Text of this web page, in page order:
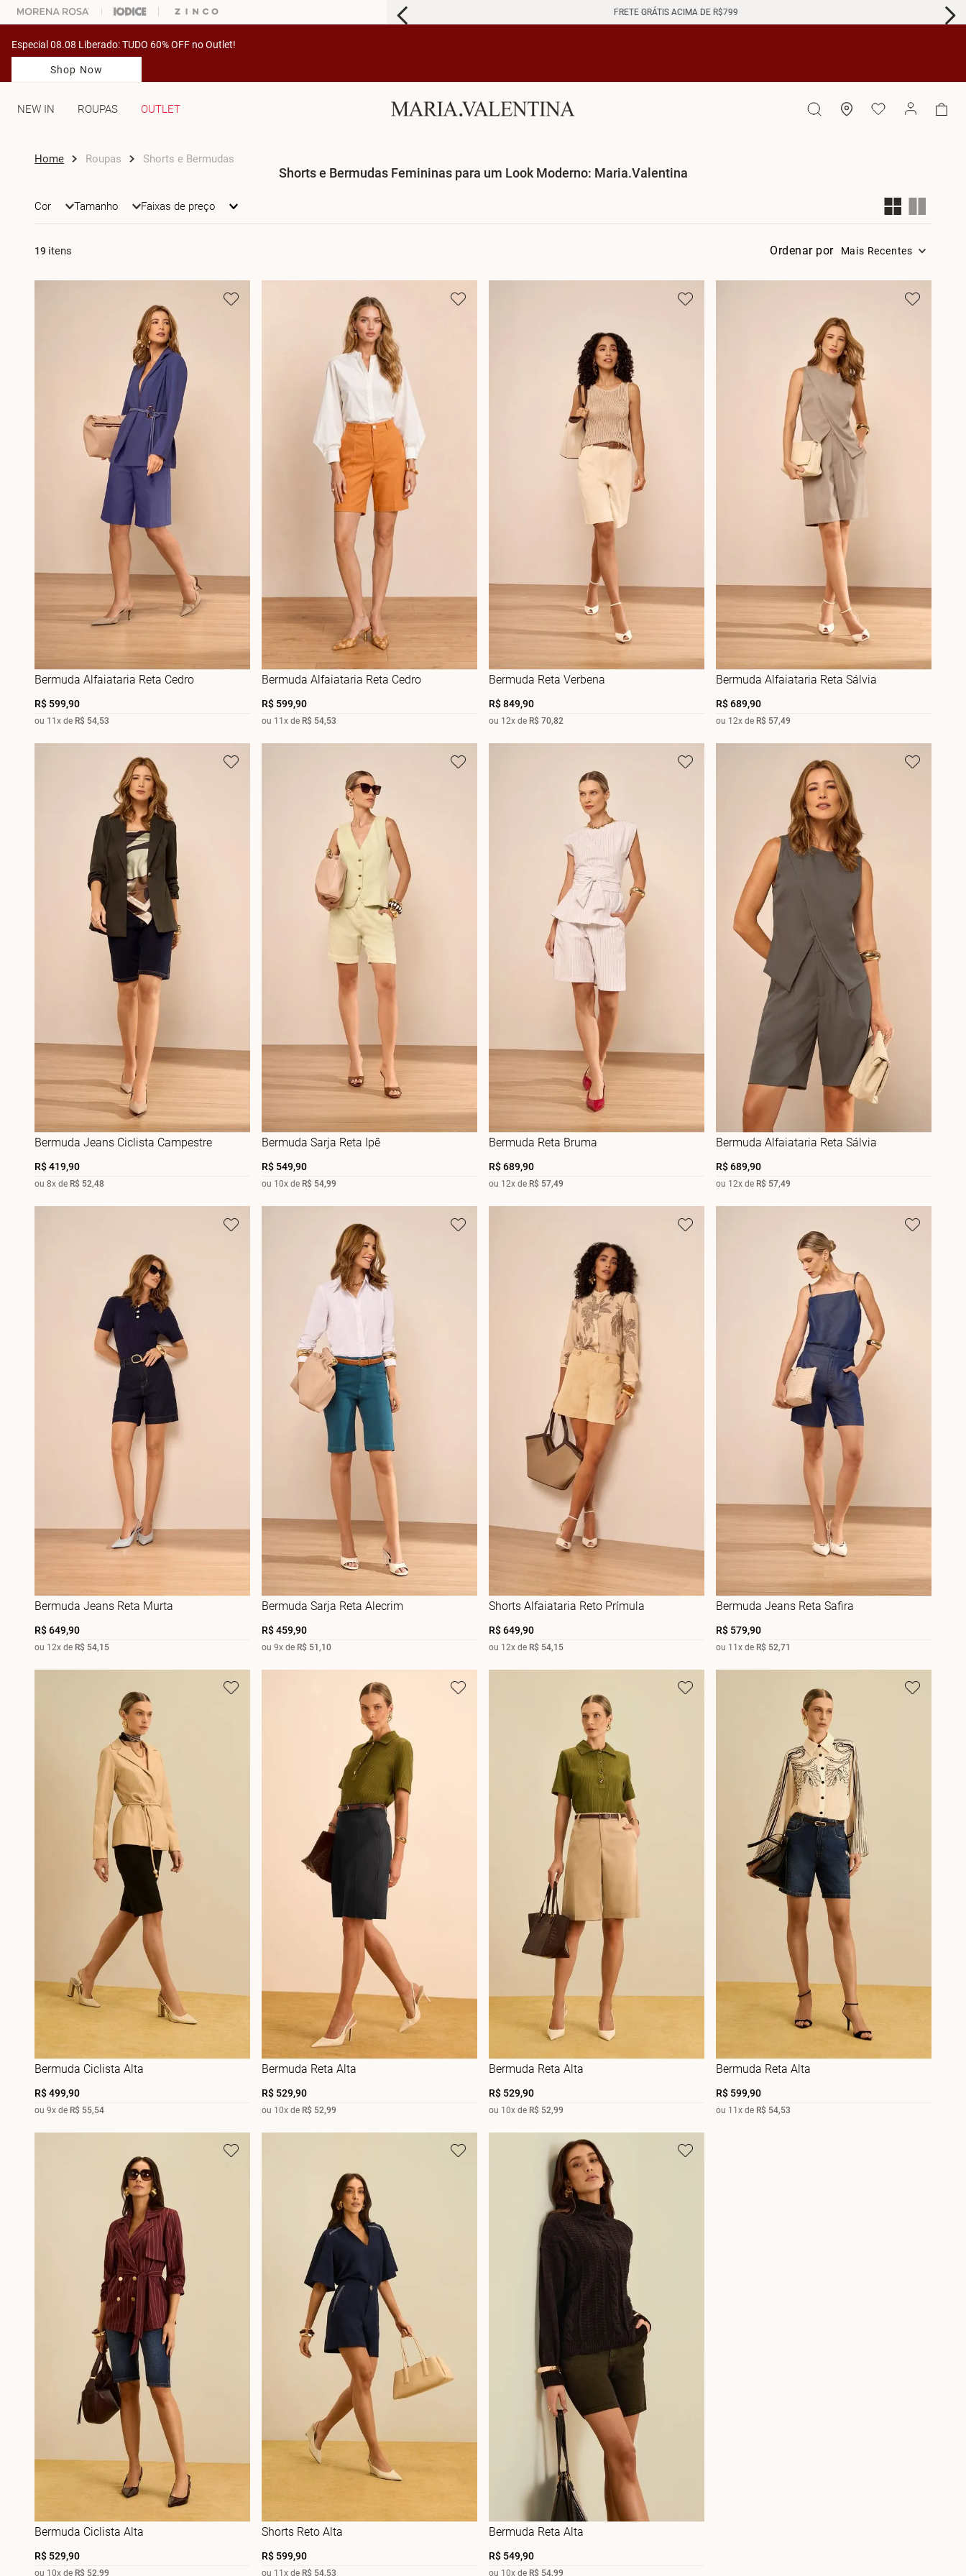
ESCOLHER SEU LOOK? FALE COM NOSSA PERSONAL SHOPPER. FRETE GRÁTIS ACIMA DE R$799
Especial 08.08 Liberado: TUDO 60% OFF no Outlet!
Shop Now
NEW IN ROUPAS OUTLET
Roupas Shorts e Bermudas
Shorts e Bermudas Femininas para um Look Moderno: Maria.Valentina
Cor
Azul Cinza ( 1)
Tamanho
38 (17 (5 )
Faixas de preço
19 Mais Recentes
Bermuda Alfaiataria Reta Cedro
R$ 599,90
ou 11 x de R$ 54,53
Bermuda Alfaiataria Reta Cedro
R$ 599,90
ou 11 x de R$ 54,53
Bermuda Reta Verbena
R$849,90
ou 12x de R$ 70,82
Bermuda Alfaiataria Reta Sálvia
R$689,90
ou 12x de R$ 57,49
Bermuda Jeans Ciclista Campestre
R$419,90
ou 8x de R$ 52,48
Bermuda Sarja Reta Ipê
R$ 549,90
ou 10x de R$ 54,99
Bermuda Reta Bruma
R$689,90
ou 12x de R$ 57,49
Bermuda Alfaiataria Reta Sálvia
R$689,90
ou 12x de R$ 57,49
Bermuda Jeans Reta Murta
R$649,90
ou 12x de R$ 54,15
Bermuda Sarja Reta Alecrim
R$459,90
ou 9x de R$ 51 ,10
Shorts Alfaiataria Reto Prímula
R$649,90
ou 12x de R$ 54,15
Bermuda Jeans Reta Safira
R$ 579,90
ou 11x de R$ 52,71
Bermuda Ciclista Alta
R$499,90
ou 9x de R$ 55,54
Bermuda Reta Alta
R$ 529,90
ou 10x de R$ 52,99
Bermuda Reta Alta
R$ 529,90
ou 10x de R$ 52,99
Bermuda Reta Alta
R$ 599,90
ou 11x de R$ 54,53
Bermuda Ciclista Alta
R$ 529,90
ou 10x de R$ 52,99
Shorts Reto Alta
R$ 599,90
ou 11x de R$ 54,53
Bermuda Reta Alta
R$ 549,90
ou 10x de R$ 54,99